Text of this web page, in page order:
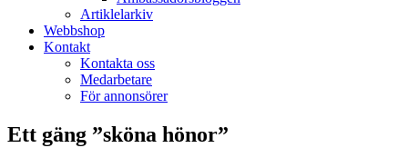
Artiklelarkiv
Webbshop
Kontakt
Kontakta oss
Medarbetare
För annonsörer
Ett gäng ”sköna hönor”